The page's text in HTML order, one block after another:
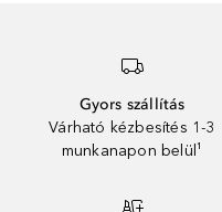
Gyors szállítás
Várható kézbesítés 1-3
munkanapon belül¹